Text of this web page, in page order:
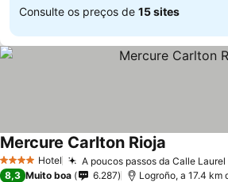
Consulte os preços de 15 sites
4 EstrelasHotel A poucos passos da Calle Laurel
Mercure Carlton Rioja
8,3 Muito boa 6.287 Logroño, a 17.4 km